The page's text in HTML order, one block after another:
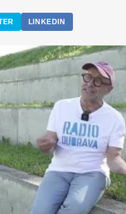
LINKEDIN